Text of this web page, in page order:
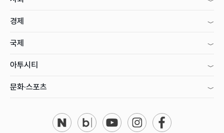
경제
국제
아투시티
문화·스포츠